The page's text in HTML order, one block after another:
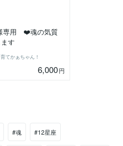
専用 ❤️魂の気質
す
てかぁちゃん！
6,000円
#魂 #12星座